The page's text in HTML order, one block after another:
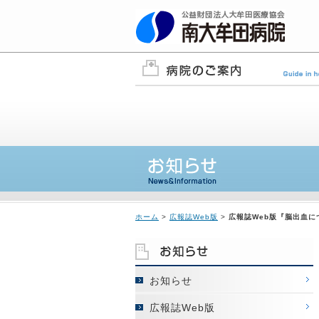
ホーム > 広報誌Web版 > 広報誌Web版『脳出血に
お知らせ
広報誌Web版